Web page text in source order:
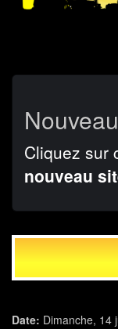
Cliquez sur
nouveau
Date: Dimanche, 14